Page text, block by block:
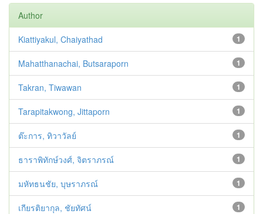
Author
1
Kiattiyakul, Chaiyathad
1
Mahatthanachai, Butsaraporn
1
Takran, Tiwawan
1
Tarapitakwong, Jittaporn
1
ต๊ะการ, ทิวาวัลย์
1
ธาราพิทักษ์วงศ์, จิตราภรณ์
1
มหัทธนชัย, บุษราภรณ์
1
เกียรติยากุล, ชัยทัศน์